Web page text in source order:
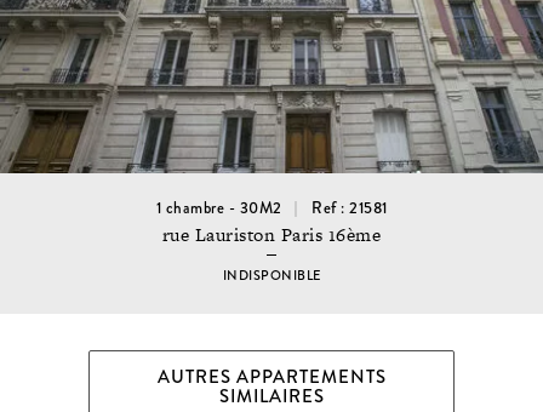
1 chambre - 30M2 Ref : 21581
rue Lauriston Paris 16ème
INDISPONIBLE
AUTRES APPARTEMENTS
SIMILAIRES